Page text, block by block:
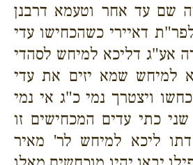
שם עד אחר וטעמא דרבנן
דאיירי כשהכחישו עדי
אע"ג דליכא למיחש לסהדי
למיחש שמא יזים את עדי
ויצטרך נמי כ"ג אי נמי
כתי עדים המכחישים זו
ליכא למיחש לר' מאיר